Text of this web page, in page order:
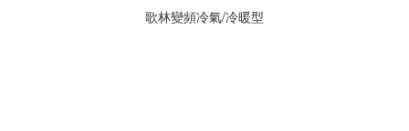
歌林變頻冷氣/冷暖型